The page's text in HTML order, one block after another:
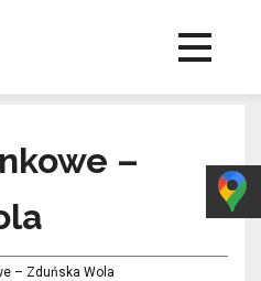
–
– Zduńska Wola